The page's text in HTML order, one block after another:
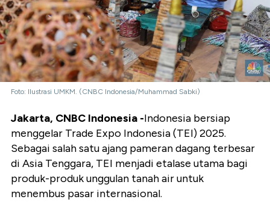
Foto: Ilustrasi UMKM. (CNBC Indonesia/Muhammad Sabki)
Jakarta, CNBC Indonesia -Indonesia bersiap
menggelar Trade Expo Indonesia (TEI) 2025.
Sebagai salah satu ajang pameran dagang terbesar
di Asia Tenggara, TEI menjadi etalase utama bagi
produk-produk unggulan tanah air untuk
menembus pasar internasional.